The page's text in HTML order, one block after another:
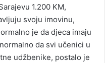
1.200 KM,
svoju imovinu,
je da djeca imaju
da svi učenici u
udžbenike, postalo je